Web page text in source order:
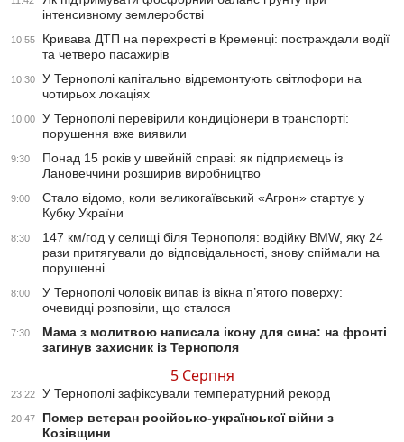
інтенсивному землеробстві
10:55
Кривава ДТП на перехресті в Кременці: постраждали водії
та четверо пасажирів
10:30
У Тернополі капітально відремонтують світлофори на
чотирьох локаціях
10:00
У Тернополі перевірили кондиціонери в транспорті:
порушення вже виявили
9:30
Понад 15 років у швейній справі: як підприємець із
Лановеччини розширив виробництво
9:00
Стало відомо, коли великогаївський «Агрон» стартує у
Кубку України
8:30
147 км/год у селищі біля Тернополя: водійку BMW, яку 24
рази притягували до відповідальності, знову спіймали на
порушенні
8:00
У Тернополі чоловік випав із вікна п’ятого поверху:
очевидці розповіли, що сталося
7:30
Мама з молитвою написала ікону для сина: на фронті
загинув захисник із Тернополя
5 Серпня
23:22 У Тернополі зафіксували температурний рекорд
20:47
Помер ветеран російсько-української війни з
Козівщини